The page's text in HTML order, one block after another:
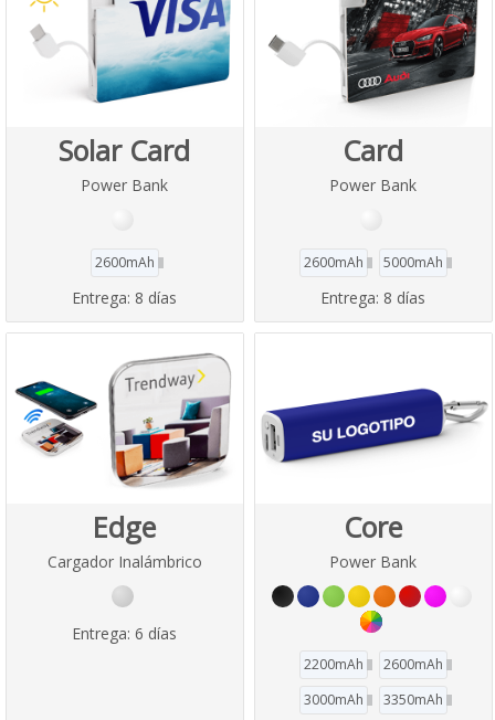
Solar Card
Power Bank
2600mAh
Entrega: 8 días
Card
Power Bank
2600mAh 5000mAh
Entrega: 8 días
Edge
Cargador Inalámbrico
Entrega: 6 días
Core
Power Bank
2200mAh
2600mAh
3000mAh
3350mAh